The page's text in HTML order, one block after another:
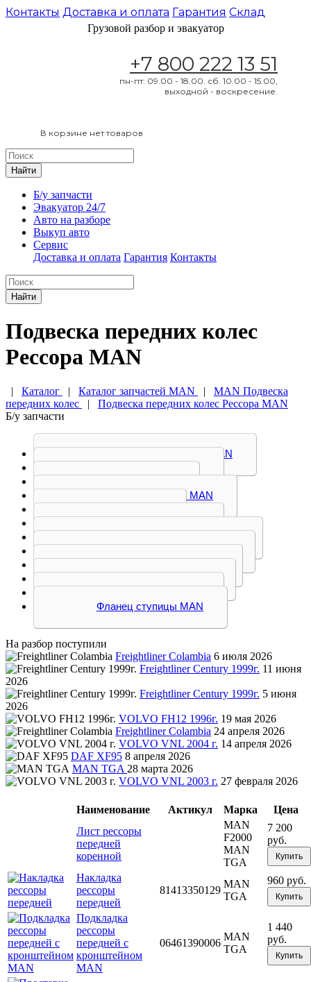
Контакты Доставка и оплата Гарантия Склад
Грузовой разбор и эвакуатор
+7 800 222 13 51
пн-пт: 09.00 - 18.00. сб. 10.00 - 15.00,
выходной - воскресение.
В корзине нет товаров
Найти
Б/у запчасти
Эвакуатор 24/7
Авто на разборе
Выкуп авто
Сервис
Доставка и оплата Гарантия Контакты
Найти
Подвеска передних колес
Рессора MAN
| Каталог | Каталог запчастей MAN | MAN Подвеска
передних колес
| Подвеска передних колес Рессора MAN
Б/у запчасти
Амортизатор передний MAN
Балка передняя MAN
Отбойник рессоры MAN
Фланец ступицы MAN
На разбор поступили
Freightliner Colambia 6 июля 2026
Freightliner Century 1999г. 11 июня
2026
Freightliner Century 1999г. 5 июня
2026
VOLVO FH12 1996г. 19 мая 2026
Freightliner Colambia 24 апреля 2026
VOLVO VNL 2004 г. 14 апреля 2026
DAF XF95 8 апреля 2026
MAN TGA 28 марта 2026
VOLVO VNL 2003 г. 27 февраля 2026
Наименование Актикул Марка
Цена
Лист рессоры
передней
коренной
MAN
F2000
MAN
TGA
7 200
руб.
Купить
Накладка
рессоры
передней
81413350129
MAN
TGA
960 руб.
Купить
Подкладка
рессоры
передней с
кронштейном
MAN
06461390006
MAN
TGA
1 440
руб.
Купить